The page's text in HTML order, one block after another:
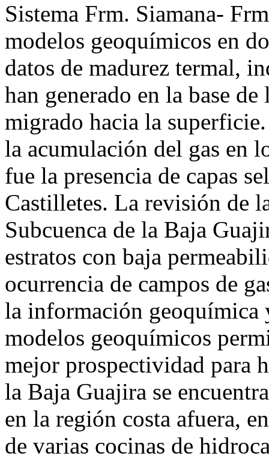
Sistema Frm. Siamana-
modelos geoquímicos en
datos de madurez termal,
han generado en la base
migrado hacia la
la acumulación del gas en
fue la presencia de capas
Castilletes. La revisión de
Subcuenca de la Baja
estratos con baja
ocurrencia de campos de
la información geoquímica
modelos geoquímicos
mejor prospectividad para
la Baja Guajira se
en la región costa afuera,
de varias cocinas de